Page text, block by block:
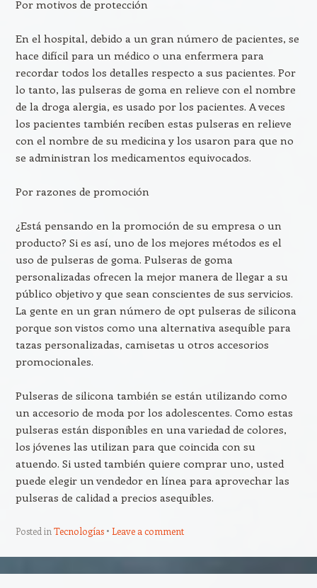
Por motivos de protección
En el hospital, debido a un gran número de pacientes, se
hace difícil para un médico o una enfermera para
recordar todos los detalles respecto a sus pacientes. Por
lo tanto, las pulseras de goma en relieve con el nombre
de la droga alergia, es usado por los pacientes. A veces
los pacientes también reciben estas pulseras en relieve
con el nombre de su medicina y los usaron para que no
se administran los medicamentos equivocados.
Por razones de promoción
¿Está pensando en la promoción de su empresa o un
producto? Si es así, uno de los mejores métodos es el
uso de pulseras de goma. Pulseras de goma
personalizadas ofrecen la mejor manera de llegar a su
público objetivo y que sean conscientes de sus servicios.
La gente en un gran número de opt pulseras de silicona
porque son vistos como una alternativa asequible para
tazas personalizadas, camisetas u otros accesorios
promocionales.
Pulseras de silicona también se están utilizando como
un accesorio de moda por los adolescentes. Como estas
pulseras están disponibles en una variedad de colores,
los jóvenes las utilizan para que coincida con su
atuendo. Si usted también quiere comprar uno, usted
puede elegir un vendedor en línea para aprovechar las
pulseras de calidad a precios asequibles.
Posted in Tecnologías Leave a comment